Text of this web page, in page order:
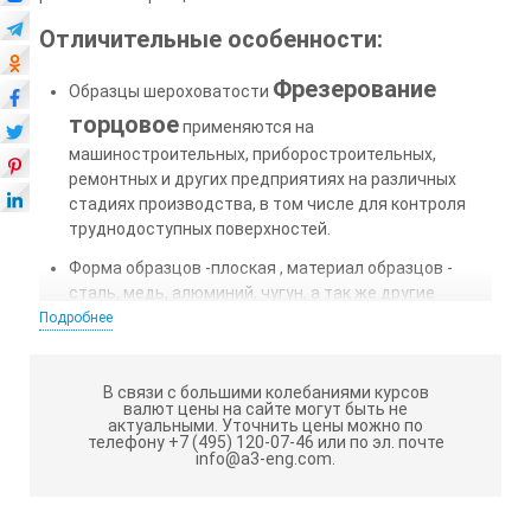
Отличительные особенности:
Образцы шероховатости Фрезерование
торцовоеприменяются на
машиностроительных, приборостроительных,
ремонтных и других предприятиях на различных
стадиях производства, в том числе для контроля
труднодоступных поверхностей.
Форма образцов -плоская , материал образцов -
сталь, медь, алюминий, чугун, а так же другие
материалы по запросу Заказчика.
Шероховатость образцов указывается на "решетке"
футляра непосредственно над каждым образцом.
Правила эксплуатации и хранения:
Подробнее
В связи с большими колебаниями курсов
валют цены на сайте могут быть не
актуальными. Уточнить цены можно по
телефону +7 (495) 120-07-46 или по эл. почте
info@a3-eng.com.